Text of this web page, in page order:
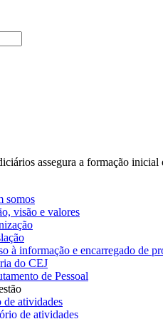
assegura a formação
somos
visão e valores
à informação e encarregado de
do CEJ
de Pessoal
de atividades
de atividades